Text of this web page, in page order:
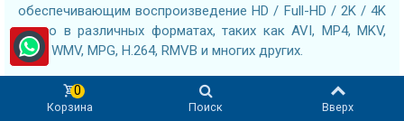
обеспечивающим воспроизведение HD / Full-HD / 2K / 4K
видео в различных форматах, таких как AVI, MP4, MKV,
MOV, WMV, MPG, H.264, RMVB и многих других.
Кроме того, Вы можете установить приложение YouTube
или любой другой сторонний видеоплеер по Вашему
Корзина
0
Поиск Вверх